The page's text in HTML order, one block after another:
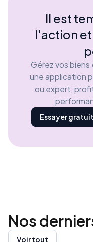
Il est
l'action
Gérez vos
une application
ou expert,
Essayer
Nos
Voir tout